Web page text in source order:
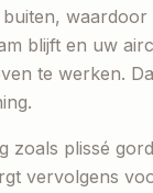
waardoor
blijft en uw
te werken.
zoals plissé
vervolgens